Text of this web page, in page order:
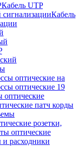
Кабель UTP
Кабель
оптические на
оптические 19
оптические
патч корды
розетки,
оптические
и расходники